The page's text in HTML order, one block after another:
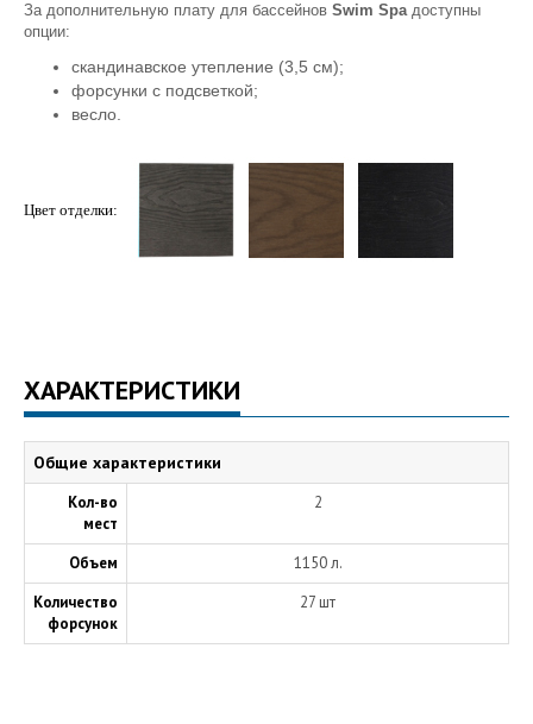
За дополнительную плату для бассейнов Swim Spa доступны
опции:
скандинавское утепление (3,5 см);
форсунки с подсветкой;
весло.
Цвет отделки:
ХАРАКТЕРИСТИКИ
Общие характеристики
Кол-во
мест
2
Объем
1150 л.
Количество
форсунок
27 шт